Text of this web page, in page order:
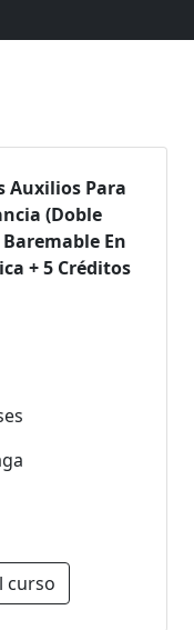
Auxilios Para
(Doble
En
+ 5 Créditos
curso